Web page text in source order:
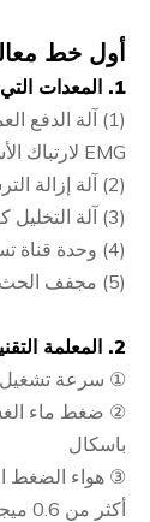
أول خط
1. المعدات التي تشمل والمتطلبات الفنية
EMG لارتباك الأسلاك
(2) آلة إزالة الترسبات بالسحب غير الحمضي YCX08
(3) آلة التخليل كهربائيا:
(4) وحدة قناة تسخين المياه:
(5) مجفف الحث عالي التردد
2. المعلمة التقنية الرئيسية
① سرعة تشغيل
باسكال
③ هواء الضغط
أكثر من 0.6 ميجا باسكال.